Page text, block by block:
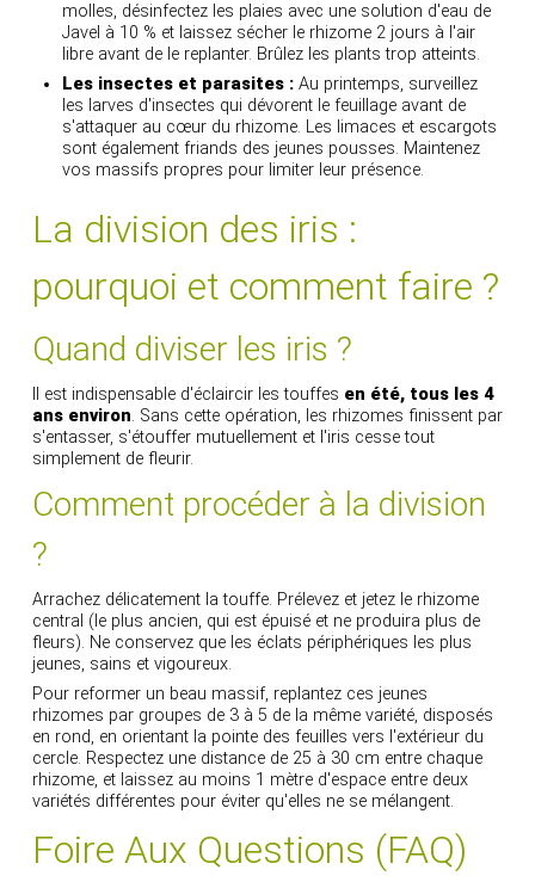
molles, désinfectez les plaies avec une solution d'eau de
Javel à 10 % et laissez sécher le rhizome 2 jours à l'air
libre avant de le replanter. Brûlez les plants trop atteints.
Les insectes et parasites : Au printemps, surveillez
les larves d'insectes qui dévorent le feuillage avant de
s'attaquer au cœur du rhizome. Les limaces et escargots
sont également friands des jeunes pousses. Maintenez
vos massifs propres pour limiter leur présence.
La division des iris :
pourquoi et comment faire ?
Quand diviser les iris ?
Il est indispensable d'éclaircir les touffes en été, tous les 4
ans environ. Sans cette opération, les rhizomes finissent par
s'entasser, s'étouffer mutuellement et l'iris cesse tout
simplement de fleurir.
Comment procéder à la division
?
Arrachez délicatement la touffe. Prélevez et jetez le rhizome
central (le plus ancien, qui est épuisé et ne produira plus de
fleurs). Ne conservez que les éclats périphériques les plus
jeunes, sains et vigoureux.
Pour reformer un beau massif, replantez ces jeunes
rhizomes par groupes de 3 à 5 de la même variété, disposés
en rond, en orientant la pointe des feuilles vers l'extérieur du
cercle. Respectez une distance de 25 à 30 cm entre chaque
rhizome, et laissez au moins 1 mètre d'espace entre deux
variétés différentes pour éviter qu'elles ne se mélangent.
Foire Aux Questions (FAQ)